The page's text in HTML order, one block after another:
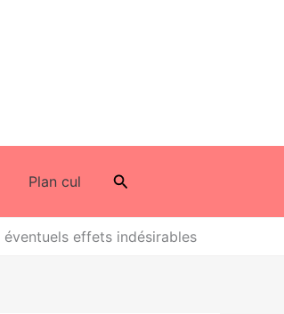
Plan cul Rechercher
effets indésirables